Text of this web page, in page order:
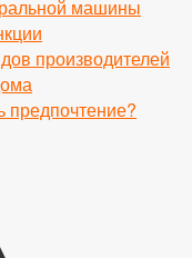
машины
производителей
предпочтение?